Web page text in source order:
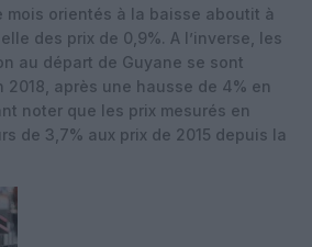
mois orientés à la baisse aboutit à
des prix de 0,9%. A l’inverse, les
au départ de Guyane se sont
2018, après une hausse de 4% en
noter que les prix mesurés en
de 3,7% aux prix de 2015 depuis la